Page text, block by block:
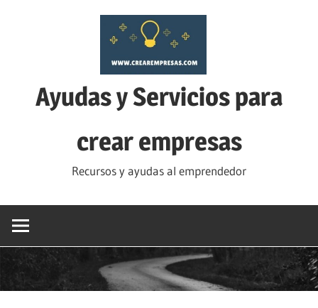
Ayudas y Servicios para
crear empresas
Recursos y ayudas al emprendedor